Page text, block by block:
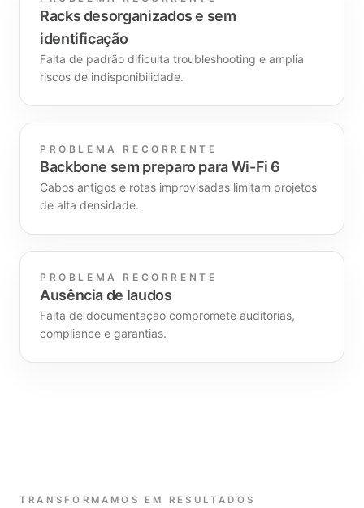
Racks desorganizados e sem
identificação
Falta de padrão dificulta troubleshooting e amplia
riscos de indisponibilidade.
PROBLEMA RECORRENTE
Backbone sem preparo para Wi-Fi 6
Cabos antigos e rotas improvisadas limitam projetos
de alta densidade.
PROBLEMA RECORRENTE
Ausência de laudos
Falta de documentação compromete auditorias,
compliance e garantias.
TRANSFORMAMOS EM RESULTADOS